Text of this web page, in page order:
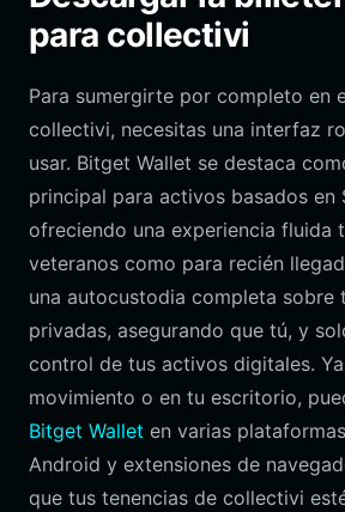
para collectivi
Para sumergirte por completo en
collectivi, necesitas una interfaz
usar. Bitget Wallet se destaca
principal para activos basados en
ofreciendo una experiencia fluida
veteranos como para recién
una autocustodia completa sobre
privadas, asegurando que tú, y
control de tus activos digitales.
movimiento o en tu escritorio,
Bitget Wallet en varias
Android y extensiones de
que tus tenencias de collectivi